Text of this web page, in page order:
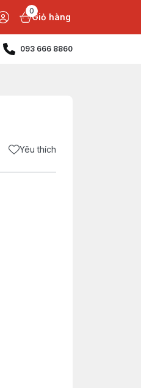
0
Giỏ hàng
093 666 8860
Yêu thích